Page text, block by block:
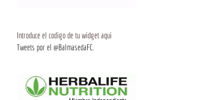
Introduce el codigo de tu widget aqui
Tweets por el @BalmasedaFC.